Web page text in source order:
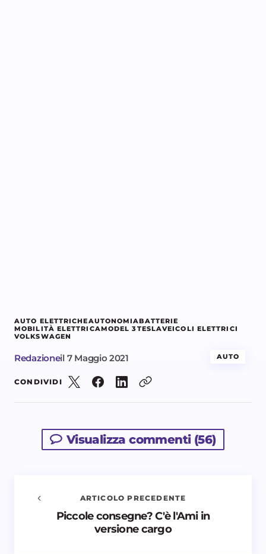
AUTO ELETTRICHEAUTONOMIABATTERIE
MOBILITÀ ELETTRICAMODEL 3TESLAVEICOLI ELETTRICI
VOLKSWAGEN
Redazioneil 7 Maggio 2021 AUTO
CONDIVIDI
Visualizza commenti (56)
Avvisami quando vengono aggiunti nuovi
ARTICOLO PRECEDENTE
Piccole consegne? C'è l'Ami in
versione cargo